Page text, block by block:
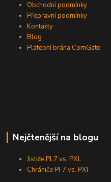
Obchodní podmínky
Přepravní podmínky
Kontakty
Blog
Platební brána ComGate
Nejčtenější na blogu
Jističe PL7 vs. PXL
Chrániče PF7 vs. PXF